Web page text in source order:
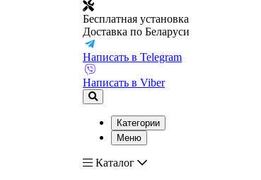
Бесплатная установка
Доставка по Беларуси
Написать в Telegram
Написать в Viber
Категории
Меню
Каталог